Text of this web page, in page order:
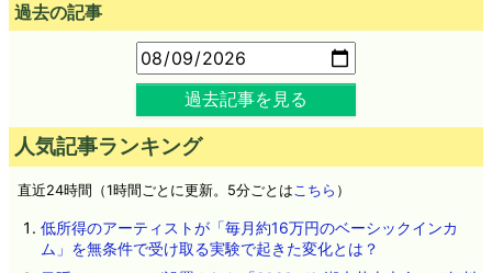
過去の記事
過去記事を見る
人気記事ランキング
直近24時間（1時間ごとに更新。5分ごとはこちら ）
低所得のアーティストが「毎月約16万円のベーシックインカ
ム」を無条件で受け取る実験で起きた変化とは？